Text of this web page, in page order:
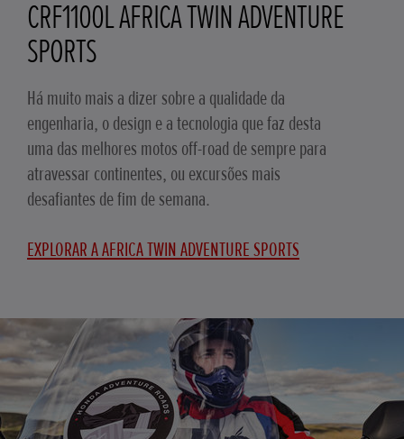
CRF1100L AFRICA TWIN ADVENTURE
SPORTS
Há muito mais a dizer sobre a qualidade da
engenharia, o design e a tecnologia que faz desta
uma das melhores motos off-road de sempre para
atravessar continentes, ou excursões mais
desafiantes de fim de semana.
EXPLORAR A AFRICA TWIN ADVENTURE SPORTS